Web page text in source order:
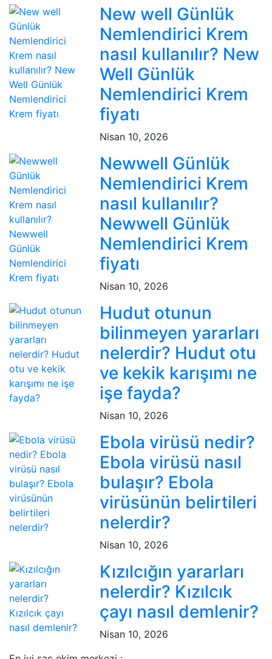
New well Günlük
Nemlendirici Krem
nasıl kullanılır? New
Well Günlük
Nemlendirici Krem
fiyatı
Nisan 10, 2026
Newwell Günlük
Nemlendirici Krem
nasıl kullanılır?
Newwell Günlük
Nemlendirici Krem
fiyatı
Nisan 10, 2026
Hudut otunun
bilinmeyen yararları
nelerdir? Hudut otu
ve kekik karışımı ne
işe fayda?
Nisan 10, 2026
Ebola virüsü nedir?
Ebola virüsü nasıl
bulaşır? Ebola
virüsünün belirtileri
nelerdir?
Nisan 10, 2026
Kızılcığın yararları
nelerdir? Kızılcık
çayı nasıl demlenir?
Nisan 10, 2026